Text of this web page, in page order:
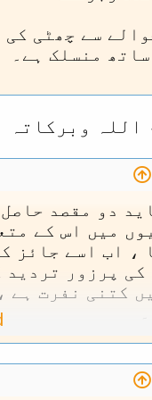
سے چھٹی
منسلک ہے۔
اللہ وبرکاتہ
دو مقصد
میں اس کے
، اب اسے جائز
کی پرزور
کتنی نفرت ہے
حاصل ہوگیا ،
میں نام
ایک پوسٹ تک